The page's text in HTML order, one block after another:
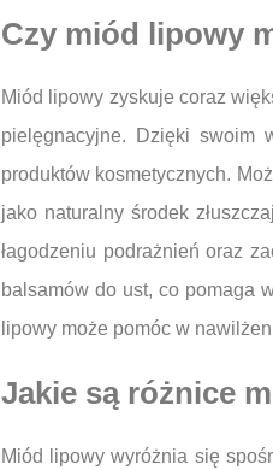
Czy miód lipowy
Miód lipowy zyskuje coraz
pielęgnacyjne. Dzięki swoim
produktów kosmetycznych.
jako naturalny środek
łagodzeniu podrażnień oraz
balsamów do ust, co pomaga
lipowy może pomóc w
Jakie są różnice
Miód lipowy wyróżnia się